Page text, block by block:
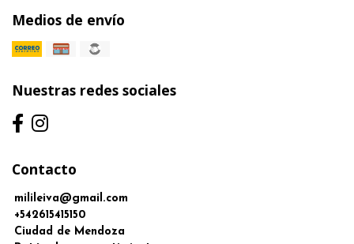
Medios de envío
Nuestras redes sociales
Contacto
milileiva@gmail.com
+542615415150
Ciudad de Mendoza